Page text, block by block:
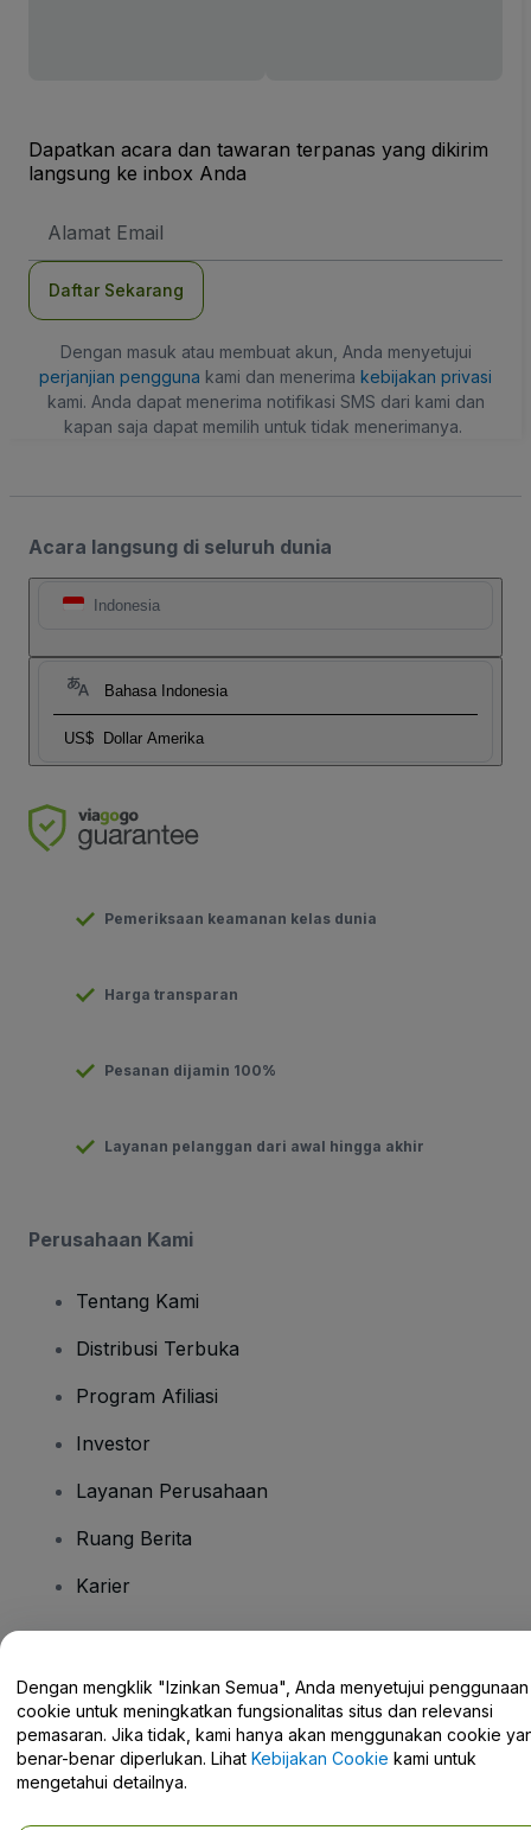
Dapatkan acara dan tawaran terpanas yang dikirim
langsung ke inbox Anda
Email
Daftar Sekarang
Dengan masuk atau membuat akun, Anda menyetujui
perjanjian pengguna kami dan menerima kebijakan privasi
kami. Anda dapat menerima notifikasi SMS dari kami dan
kapan saja dapat memilih untuk tidak menerimanya.
Acara langsung di seluruh dunia
Indonesia
Bahasa Indonesia
US$ Dollar Amerika
Pemeriksaan keamanan kelas dunia
Harga transparan
Pesanan dijamin 100%
Layanan pelanggan dari awal hingga akhir
Perusahaan Kami
Tentang Kami
Distribusi Terbuka
Program Afiliasi
Investor
Layanan Perusahaan
Ruang Berita
Karier
Pusat Bantuan / Hubungi Kami
Dengan mengklik "Izinkan Semua", Anda menyetujui penggunaan
cookie untuk meningkatkan fungsionalitas situs dan relevansi
pemasaran. Jika tidak, kami hanya akan menggunakan cookie
benar-benar diperlukan. Lihat Kebijakan Cookie kami untuk
mengetahui detailnya.